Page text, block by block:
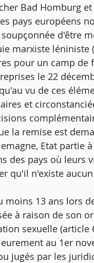
Bad Homburg
pays européens
d'être
marxiste léniniste
pour un camp
le 22
vu de ces
et
la remise est
Etat partie
des pays où leurs
qu'il n'existe
13 ans lors
à raison de son
sexuelle (article
au 1er
jugés par les